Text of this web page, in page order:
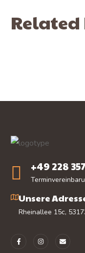
Related
+49 228
Unsere
Rheinallee 15c,